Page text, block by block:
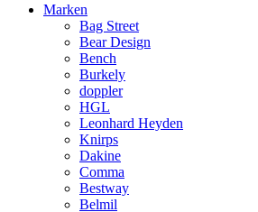
Marken
Bag Street
Bear Design
Bench
Burkely
doppler
HGL
Leonhard Heyden
Knirps
Dakine
Comma
Bestway
Belmil